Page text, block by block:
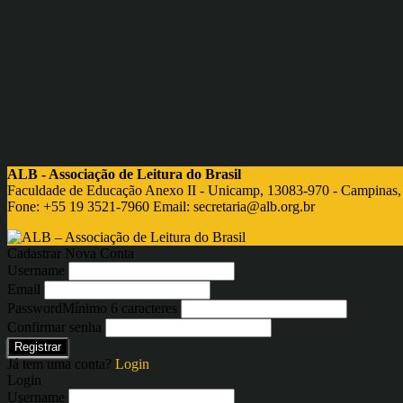
ALB - Associação de Leitura do Brasil
Faculdade de Educação Anexo II - Unicamp, 13083-970 - Campinas,
Fone: +55 19 3521-7960 Email: secretaria@alb.org.br
Cadastrar Nova Conta
Username
Email
PasswordMínimo 6 caracteres
Confirmar senha
Registrar
Já tem uma conta? Login
Login
Username